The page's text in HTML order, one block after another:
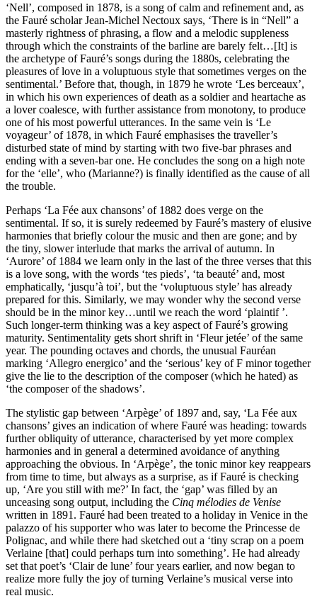
‘Nell’, composed in 1878, is a song of calm and refinement and, as
the Fauré scholar Jean-Michel Nectoux says, ‘There is in “Nell” a
masterly rightness of phrasing, a flow and a melodic suppleness
through which the constraints of the barline are barely felt…[It] is
the archetype of Fauré’s songs during the 1880s, celebrating the
pleasures of love in a voluptuous style that sometimes verges on the
sentimental.’ Before that, though, in 1879 he wrote ‘Les berceaux’,
in which his own experiences of death as a soldier and heartache as
a lover coalesce, with further assistance from monotony, to produce
one of his most powerful utterances. In the same vein is ‘Le
voyageur’ of 1878, in which Fauré emphasises the traveller’s
disturbed state of mind by starting with two five-bar phrases and
ending with a seven-bar one. He concludes the song on a high note
for the ‘elle’, who (Marianne?) is finally identified as the cause of all
the trouble.
Perhaps ‘La Fée aux chansons’ of 1882 does verge on the
sentimental. If so, it is surely redeemed by Fauré’s mastery of elusive
harmonies that briefly colour the music and then are gone; and by
the tiny, slower interlude that marks the arrival of autumn. In
‘Aurore’ of 1884 we learn only in the last of the three verses that this
is a love song, with the words ‘tes pieds’, ‘ta beauté’ and, most
emphatically, ‘jusqu’à toi’, but the ‘voluptuous style’ has already
prepared for this. Similarly, we may wonder why the second verse
should be in the minor key…until we reach the word ‘plaintif ’.
Such longer-term thinking was a key aspect of Fauré’s growing
maturity. Sentimentality gets short shrift in ‘Fleur jetée’ of the same
year. The pounding octaves and chords, the unusual Fauréan
marking ‘Allegro energico’ and the ‘serious’ key of F minor together
give the lie to the description of the composer (which he hated) as
‘the composer of the shadows’.
The stylistic gap between ‘Arpège’ of 1897 and, say, ‘La Fée aux
chansons’ gives an indication of where Fauré was heading: towards
further obliquity of utterance, characterised by yet more complex
harmonies and in general a determined avoidance of anything
approaching the obvious. In ‘Arpège’, the tonic minor key reappears
from time to time, but always as a surprise, as if Fauré is checking
up, ‘Are you still with me?’ In fact, the ‘gap’ was filled by an
unceasing song output, including the Cinq mélodies de Venise
written in 1891. Fauré had been treated to a holiday in Venice in the
palazzo of his supporter who was later to become the Princesse de
Polignac, and while there had sketched out a ‘tiny scrap on a poem
Verlaine [that] could perhaps turn into something’. He had already
set that poet’s ‘Clair de lune’ four years earlier, and now began to
realize more fully the joy of turning Verlaine’s musical verse into
real music.